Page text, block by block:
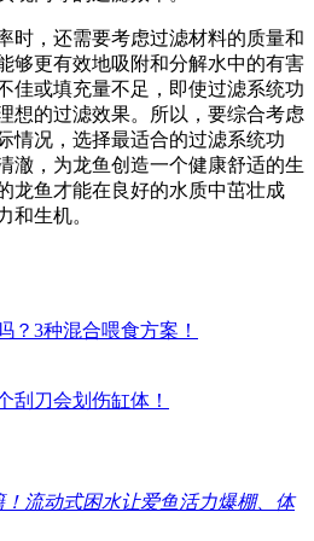
时，还需要考虑过滤材料的质量和
够更有效地吸附和分解水中的有害
佳或填充量不足，即使过滤系统功
想的过滤效果。所以，要综合考虑
情况，选择最适合的过滤系统功
澈，为龙鱼创造一个健康舒适的生
龙鱼才能在良好的水质中茁壮成
和生机。
？3种混合喂食方案！
刮刀会划伤缸体！